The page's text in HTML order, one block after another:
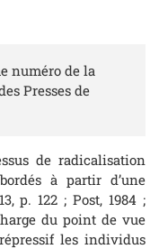
numéro de la
Presses de
de radicalisation
à partir d’une
p. 122 ; Post, 1984 ;
du point de vue
les individus